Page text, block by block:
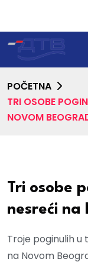
POČETNA
TRI OSOBE
NOVOM
Tri osobe
nesreći na
Troje poginulih u
na Novom